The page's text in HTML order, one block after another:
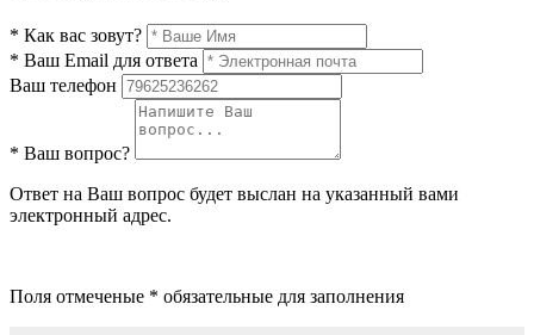
* Как вас зовут?
* Ваш Email для ответа
Ваш телефон
* Ваш вопрос?
Ответ на Ваш вопрос будет выслан на указанный вами
электронный адрес.
Поля отмеченые * обязательные для заполнения